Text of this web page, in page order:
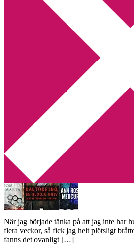
Kontakt
Webbshop Amazon
Utskriftscentralen
Min tv-blogg
You are here:Home Archives for Ann
Böcker var det här!
2013-01-17 Annika
När jag började tänka på att jag inte har
flera veckor, så fick jag helt plötsligt
fanns det ovanligt […]